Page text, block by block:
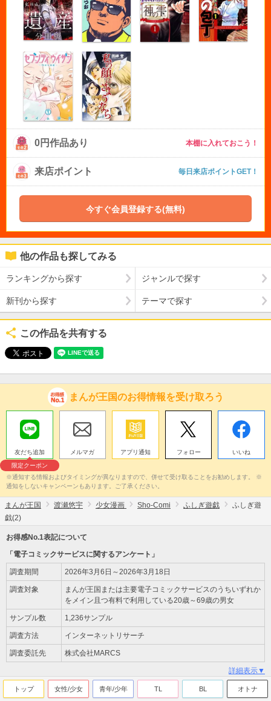
0円作品あり 本棚に入れておこう！
来店ポイント 毎日来店ポイントGET！
今すぐ会員登録する(無料)
他の作品も探してみる
ランキングから探す ジャンルで探す
新刊から探す テーマで探す
この作品を共有する
まんが王国のお得情報を受け取ろう
友だち追加
限定クーポン
メルマガ アプリ通知 フォロー いいね
※通知する情報およびタイミングが異なりますので、併せて受け取ることをお勧めします。 ※
通知をしないキャンペーンもあります。ご了承ください。
まんが王国 渡瀬悠宇 少女漫画 Sho-Comi ふしぎ遊戯
ふしぎ遊
戯(2)
お得感No.1表記について
「電子コミックサービスに関するアンケート」
調査期間 2026年3月6日～2026年3月18日
調査対象
まんが王国または主要電子コミックサービスのうちいずれか
をメイン且つ有料で利用している20歳～69歳の男女
サンプル数 1,236サンプル
調査方法 インターネットリサーチ
調査委託先 株式会社MARCS
詳細表示▼
トップ 女性/少女 青年/少年 TL BL オトナ